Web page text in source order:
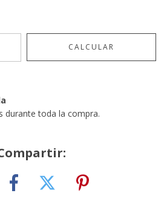
CALCULAR
durante toda la compra.